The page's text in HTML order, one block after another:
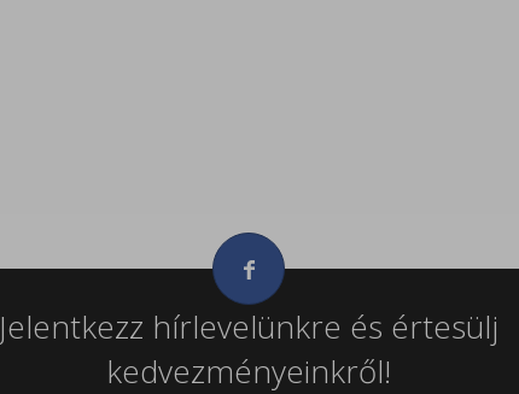
Jelentkezz hírlevelünkre és értesülj
kedvezményeinkről!